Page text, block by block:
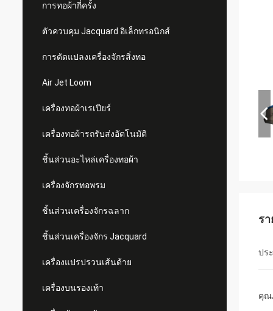
การทอผ้ากี่ครั้ง
ตัวควบคุม Jacquard อิเล็กทรอนิกส์
การดัดแปลงเครื่องจักรสิ่งทอ
Air Jet Loom
เครื่องทอผ้าเรเปียร์
เครื่องทอผ้ารถรับส่งอัตโนมัติ
ชิ้นส่วนอะไหล่เครื่องทอผ้า
เครื่องจักรทอพรม
ชิ้นส่วนเครื่องจักรฉลาก
ชิ้นส่วนเครื่องจักร Jacquard
เครื่องแปรปรวนเส้นด้าย
เครื่องบนรองเท้า
ร
ปร
คุณ